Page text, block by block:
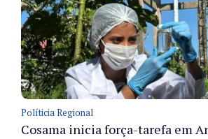
Políticia Regional